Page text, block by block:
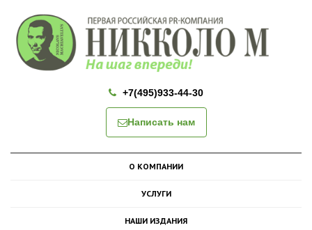
+7(495)933-44-30
Написать нам
О КОМПАНИИ
УСЛУГИ
НАШИ ИЗДАНИЯ